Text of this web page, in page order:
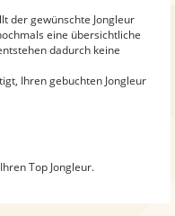
der gewünschte Jongleur
eine übersichtliche
dadurch keine
Ihren gebuchten Jongleur
Top Jongleur.